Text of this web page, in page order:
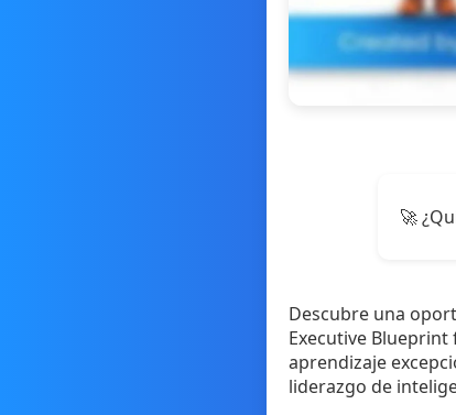
🚀
Descubre una
Executive
aprendizaje
liderazgo de